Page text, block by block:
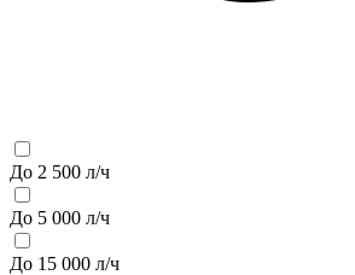
До 2 500 л/ч
До 5 000 л/ч
До 15 000 л/ч